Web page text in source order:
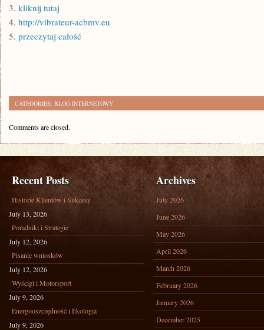
3. kliknij tutaj
4. http://vibrateur-acbmv.eu
5. przeczytaj całość
CATEGORIES: BLOG INTERNETOWY
Comments are closed.
Recent Posts
Historie Klientów i Sukcesy
July 13, 2026
Poradniki i Strategie
July 12, 2026
Pisanie wniosków
July 12, 2026
Wyścigi i Motorsport
July 9, 2026
Energooszczędność i Ekologia
July 9, 2026
Archives
July 2026
June 2026
May 2026
April 2026
March 2026
February 2026
January 2026
December 2025